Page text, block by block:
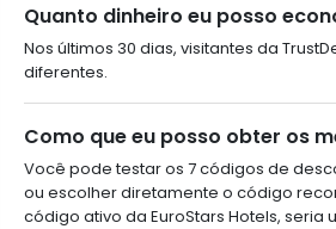
Quanto dinheiro eu posso
Nos últimos 30 dias, visitantes da
diferentes.
Como que eu posso obter os
Você pode testar os 7 códigos de
ou escolher diretamente o código
código ativo da EuroStars Hotels, seria